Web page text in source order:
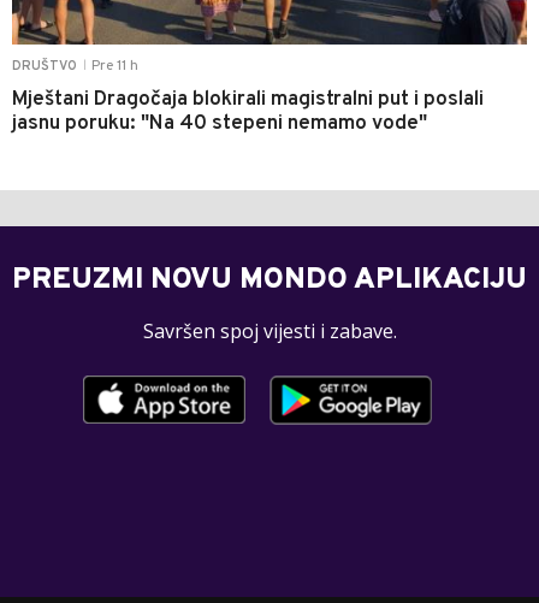
DRUŠTVO Pre 11 h
Mještani Dragočaja blokirali magistralni put i poslali
jasnu poruku: "Na 40 stepeni nemamo vode"
PREUZMI NOVU MONDO APLIKACIJU
Savršen spoj vijesti i zabave.